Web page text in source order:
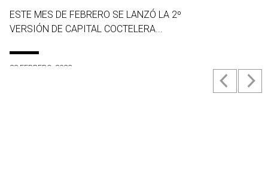
ESTE MES DE FEBRERO SE LANZÓ LA 2º
VERSIÓN DE CAPITAL COCTELERA...
23 FEBRERO, 2022